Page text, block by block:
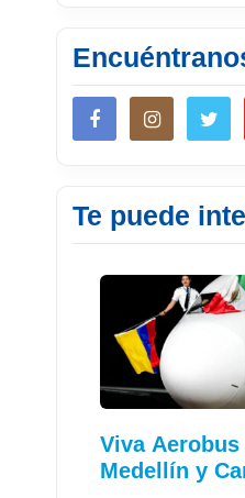
Te puede
Viva
Medellín y